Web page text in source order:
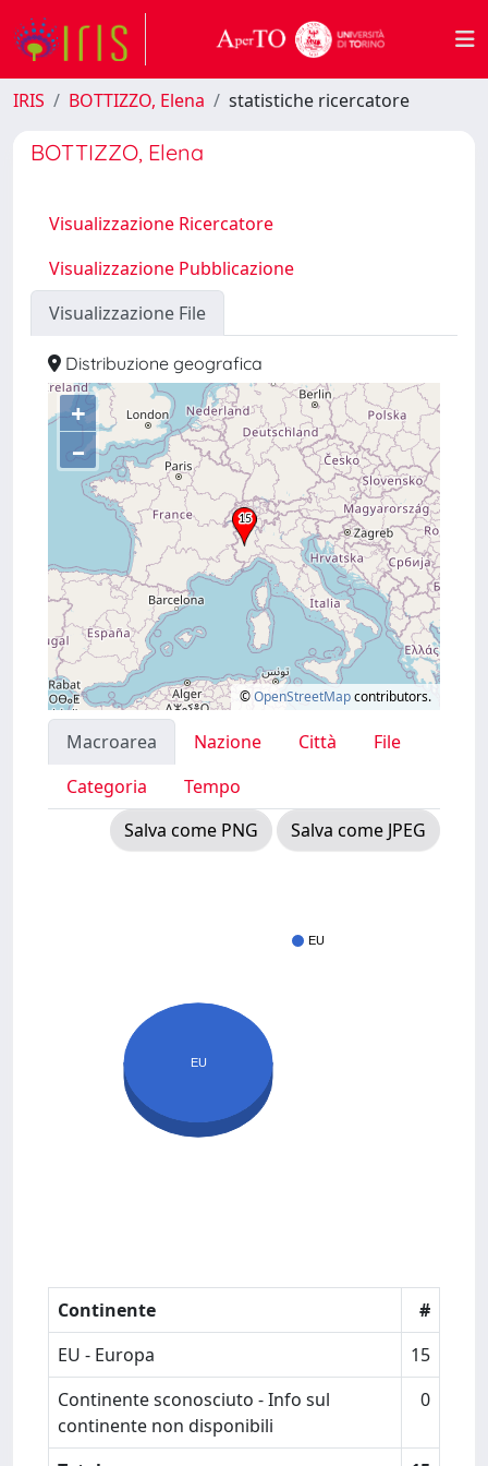
IRIS BOTTIZZO, Elena statistiche ricercatore
BOTTIZZO, Elena
Visualizzazione Ricercatore
Visualizzazione Pubblicazione
Visualizzazione File
Distribuzione geografica
+
–
©OpenStreetMapcontributors.
Macroarea Nazione Città
File
Categoria
Tempo
Salva come PNG
Salva come JPEG
EU
EU
Continente
#
EU - Europa
15
Continente sconosciuto - Info sul
continente non disponibili
0